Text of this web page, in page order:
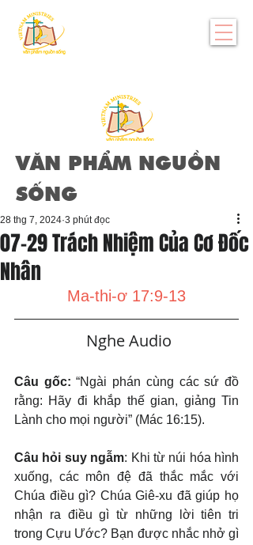
VĂN PHẨM NGUỒN
SỐNG
07-29 Trách Nhiệm Của Cơ Đốc
Nhân
28 thg 7, 2024 3 phút đọc
Ma-thi-ơ 17:9-13
   Nghe Audio
Câu gốc: “Ngài phán cùng các sứ đồ
rằng: Hãy đi khắp thế gian, giảng Tin
Lành cho mọi người” (Mác 16:15).
Câu hỏi suy ngẫm: Khi từ núi hóa hình
xuống, các môn đệ đã thắc mắc với
Chúa điều gì? Chúa Giê-xu đã giúp họ
nhận ra điều gì từ những lời tiên tri
trong Cựu Ước? Bạn được nhắc nhở gì